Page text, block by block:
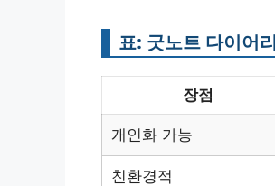
표: 굿노트 다이어
장점
개인화 가능
친환경적